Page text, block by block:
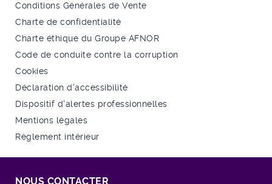
Conditions Générales de Vente
Charte de confidentialité
Charte éthique du Groupe AFNOR
Code de conduite contre la corruption
Cookies
Déclaration d'accessibilité
Dispositif d'alertes professionnelles
Mentions légales
Règlement intérieur
NOUS CONTACTER